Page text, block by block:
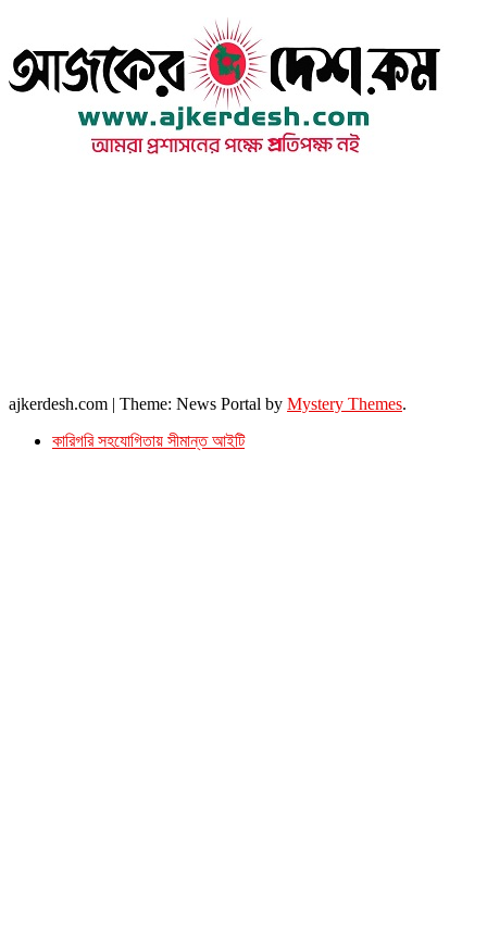
ajkerdesh.com | Theme: News Portal by Mystery Themes.
কারিগরি সহযোগিতায় সীমান্ত আইটি